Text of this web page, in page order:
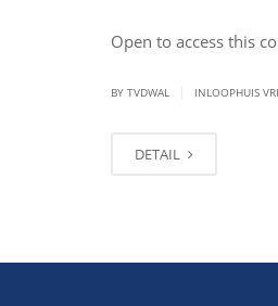
Open to access this
BY TVDWAL INLOOPHUIS
DETAIL